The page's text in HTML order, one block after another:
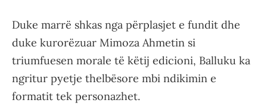
Duke marrë shkas nga përplasjet e fundit dhe
duke kurorëzuar Mimoza Ahmetin si
triumfuesen morale të këtij edicioni, Balluku ka
ngritur pyetje thelbësore mbi ndikimin e
formatit tek personazhet.